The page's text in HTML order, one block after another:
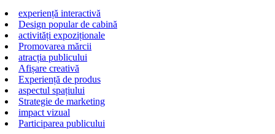
experiență interactivă
Design popular de cabină
activități expoziționale
Promovarea mărcii
atracția publicului
Afișare creativă
Experiență de produs
aspectul spațiului
Strategie de marketing
impact vizual
Participarea publicului